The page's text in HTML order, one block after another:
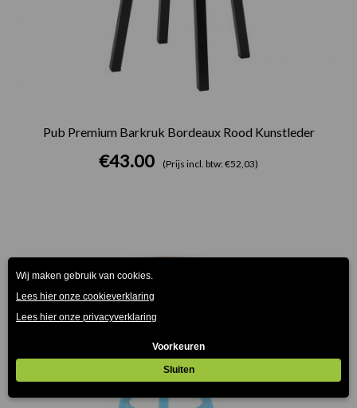
Pub Premium Barkruk Bordeaux Rood Kunstleder
€43.00 (Prijs incl. btw: €52,03)